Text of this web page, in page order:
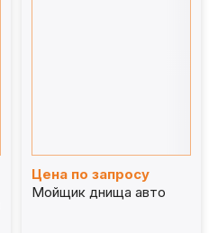
Цена по запросу
Мойщик днища авто